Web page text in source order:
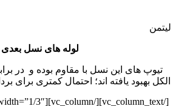
لیتمن
لوله های نسل بعدی
تیوپ های این نسل با مقاوم بوده و در
الکل بهبود یافته اند؛ احتمال کمتری برای